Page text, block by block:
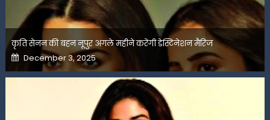
कृति सेनन की बहन नूपुर अगले महीने करेंगी डेस्टिनेशन मैरिज
Posted
on
December 3, 2025